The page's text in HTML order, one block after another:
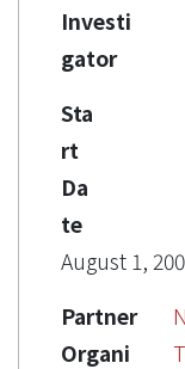
Investi
gator
Sta
rt
Da
te
August 1,
Partner
Organi